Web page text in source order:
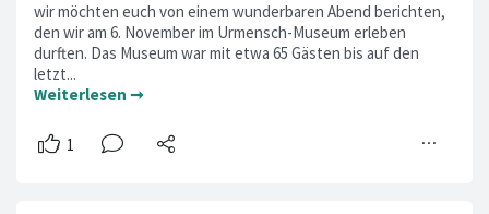
wir möchten euch von einem wunderbaren Abend berichten,
den wir am 6. November im Urmensch-Museum erleben
durften. Das Museum war mit etwa 65 Gästen bis auf den
letzt...
Weiterlesen ➞